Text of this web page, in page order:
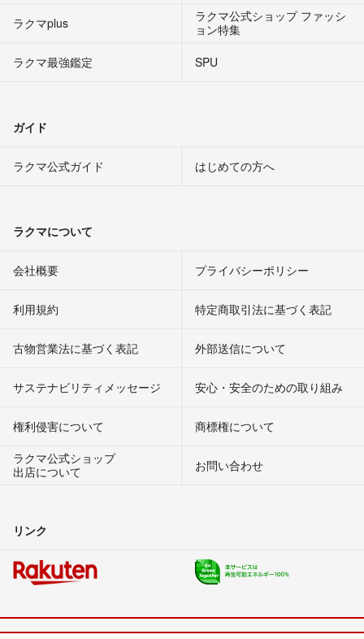
ラクマplus
ラクマ公式ショップ ファッシ
ョン特集
ラクマ最強鑑定
SPU
ガイド
ラクマ公式ガイド はじめての方へ
ラクマについて
会社概要 プライバシーポリシー
利用規約 特定商取引法に基づく表記
古物営業法に基づく表記 外部送信について
サステナビリティメッセージ 安心・安全のための取り組み
権利侵害について
商標権について
ラクマ公式ショップ
出店について
お問い合わせ
リンク